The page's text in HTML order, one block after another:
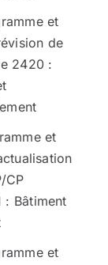
et
de
2420 :
et
CP
: Bâtiment
et